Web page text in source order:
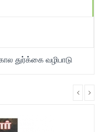
துர்க்கை வழிபாடு